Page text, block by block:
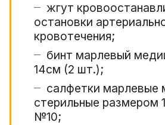
жгут
остановки
кровотечения;
бинт марлевый
14см (2 шт.);
салфетки марлевые
стерильные размером
№10;